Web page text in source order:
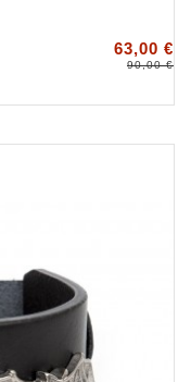
63,00 €
90,00 €